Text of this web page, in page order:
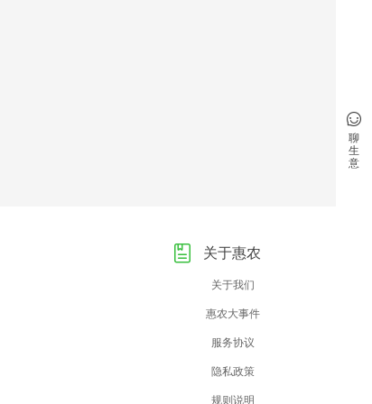
关于惠农
关于我们
惠农大事件
服务协议
隐私政策
规则说明
聊
生
意